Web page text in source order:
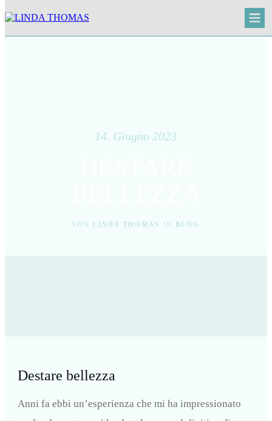
14. Giugno 2023
VON LINDA THOMAS IN BLOG
Destare bellezza
Anni fa ebbi un’esperienza che mi ha impressionato